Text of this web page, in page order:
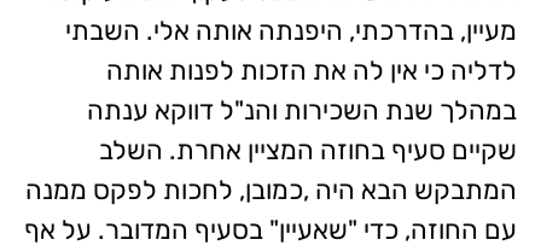
מעיין, בהדרכתי, היפנתה אותה אלי. השבתי
לדליה כי אין לה את הזכות לפנות אותה
במהלך שנת השכירות והנ"ל דווקא ענתה
שקיים סעיף בחוזה המציין אחרת. השלב
המתבקש הבא היה ,כמובן, לחכות לפקס ממנה
עם החוזה, כדי "שאעיין" בסעיף המדובר. על אף